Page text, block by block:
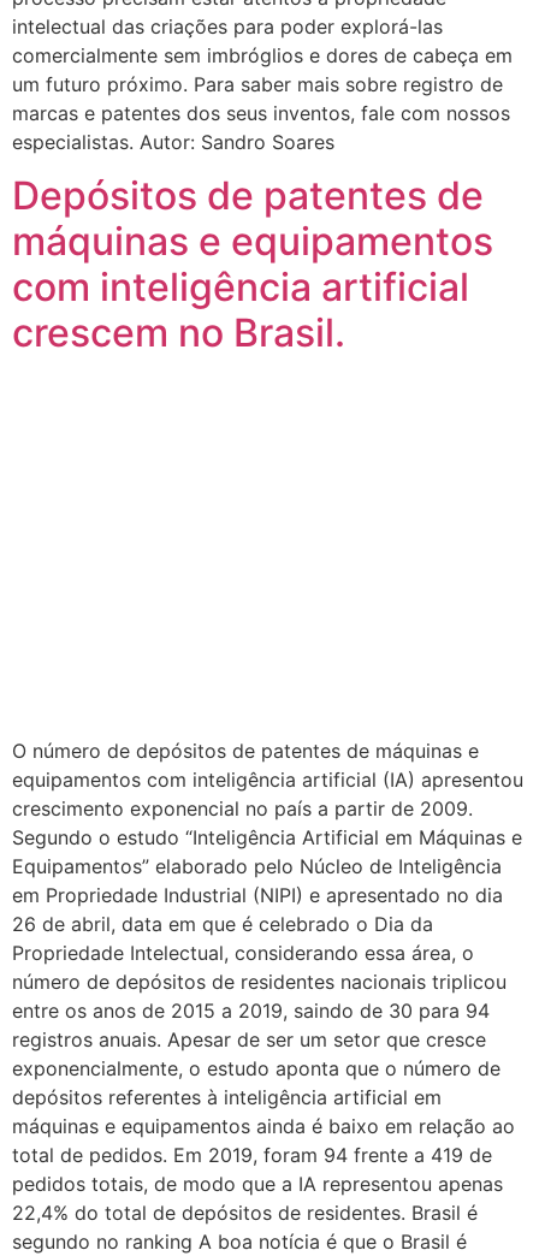
intelectual das criações para poder explorá-las
comercialmente sem imbróglios e dores de cabeça em
um futuro próximo. Para saber mais sobre registro de
marcas e patentes dos seus inventos, fale com nossos
especialistas. Autor: Sandro Soares
Depósitos de patentes de
máquinas e equipamentos
com inteligência artificial
crescem no Brasil.
O número de depósitos de patentes de máquinas e
equipamentos com inteligência artificial (IA) apresentou
crescimento exponencial no país a partir de 2009.
Segundo o estudo “Inteligência Artificial em Máquinas e
Equipamentos” elaborado pelo Núcleo de Inteligência
em Propriedade Industrial (NIPI) e apresentado no dia
26 de abril, data em que é celebrado o Dia da
Propriedade Intelectual, considerando essa área, o
número de depósitos de residentes nacionais triplicou
entre os anos de 2015 a 2019, saindo de 30 para 94
registros anuais. Apesar de ser um setor que cresce
exponencialmente, o estudo aponta que o número de
depósitos referentes à inteligência artificial em
máquinas e equipamentos ainda é baixo em relação ao
total de pedidos. Em 2019, foram 94 frente a 419 de
pedidos totais, de modo que a IA representou apenas
22,4% do total de depósitos de residentes. Brasil é
segundo no ranking A boa notícia é que o Brasil é